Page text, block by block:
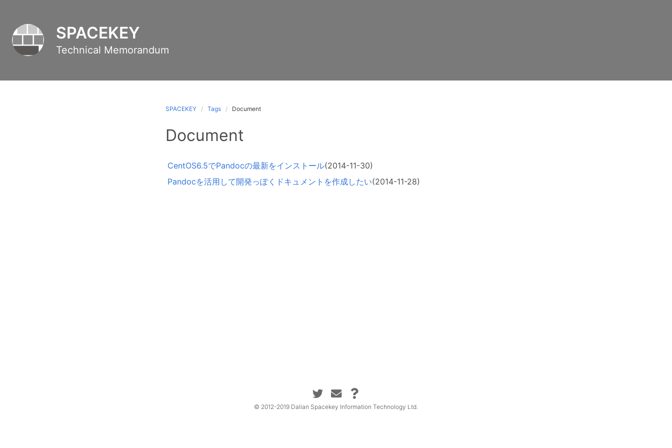
SPACEKEY
Technical Memorandum
SPACEKEY Tags Document
Document
CentOS6.5でPandocの最新をインストール(2014-11-30)
Pandocを活用して開発っぽくドキュメントを作成したい(2014-11-28)
© 2012-2019 Dalian Spacekey Information Technology Ltd.